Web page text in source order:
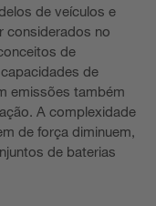
de veículos e
considerados no
de
de
emissões também
A complexidade
de força diminuem,
de baterias